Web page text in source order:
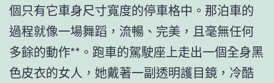
個只有它車身尺寸寬度的停車格中。那泊車的
過程就像一場舞蹈，流暢、完美，且毫無任何
多餘的動作**。跑車的駕駛座上走出一個全身黑
色皮衣的女人，她戴著一副透明護目鏡，冷酷